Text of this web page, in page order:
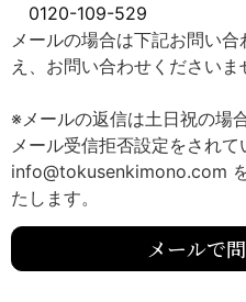
0120-109-529
メールの場合は下記お問い
え、お問い合わせくださいま
※メールの返信は土日祝の場
メール受信拒否設定をされて
info@tokusenkimono.com
たします。
メールで